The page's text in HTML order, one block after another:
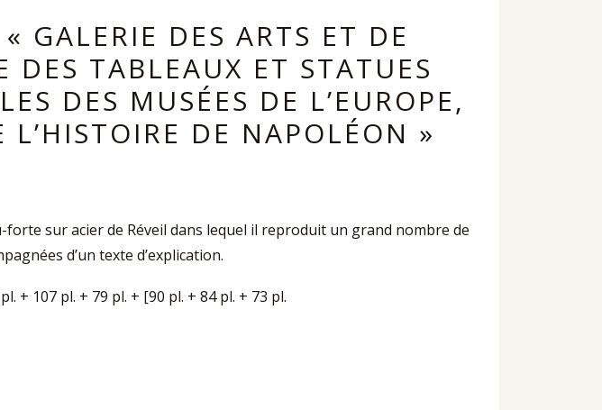
GALERIE DES ARTS ET DE
DES TABLEAUX ET STATUES
DES MUSÉES DE L’EUROPE,
L’HISTOIRE DE NAPOLÉON »
forte sur acier de Réveil dans lequel il reproduit un grand nombre de
d’un texte d’explication.
+ 107 pl. + 79 pl. + [90 pl. + 84 pl. + 73 pl.